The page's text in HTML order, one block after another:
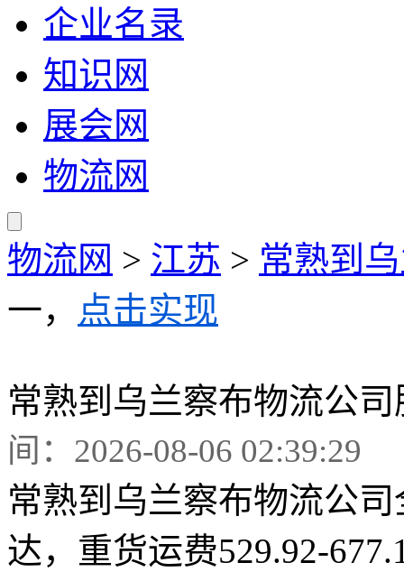
企业名录
知识网
展会网
物流网
物流网 > 江苏 > 常熟到
一， 点击实现
常熟到乌兰察布物流公
间：2026-08-06 02:39:29
常熟到乌兰察布物流公
达，重货运费529.92-